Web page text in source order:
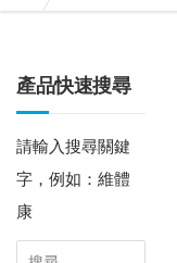
產品快速搜尋
請輸入搜尋關鍵
字，例如：維體
康